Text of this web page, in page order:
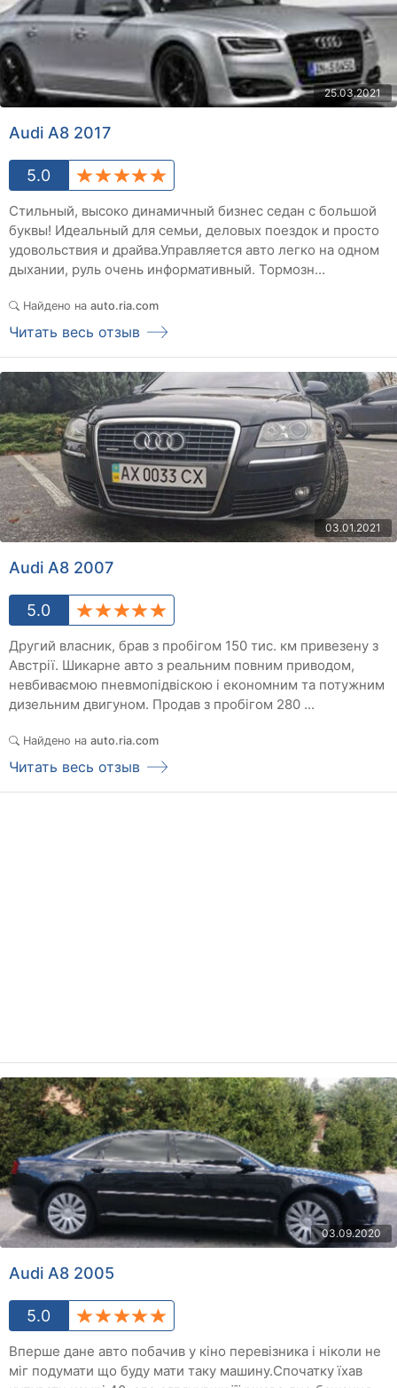
25.03.2021
Audi A8 2017
5.0
Стильный, высоко динамичный бизнес седан с большой
буквы! Идеальный для семьи, деловых поездок и просто
удовольствия и драйва.Управляется авто легко на одном
дыхании, руль очень информативный. Тормозн...
Найдено на auto.ria.com
Читать весь отзыв
03.01.2021
Audi A8 2007
5.0
Другий власник, брав з пробігом 150 тис. км привезену з
Австрії. Шикарне авто з реальним повним приводом,
невбиваємою пневмопідвіскою і економним та потужним
дизельним двигуном. Продав з пробігом 280 ...
Найдено на auto.ria.com
Читать весь отзыв
03.09.2020
Audi A8 2005
5.0
Вперше дане авто побачив у кіно перевізника і ніколи не
міг подумати що буду мати таку машину.Спочатку їхав